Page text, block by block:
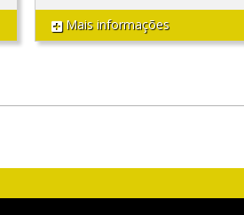
Mais informações